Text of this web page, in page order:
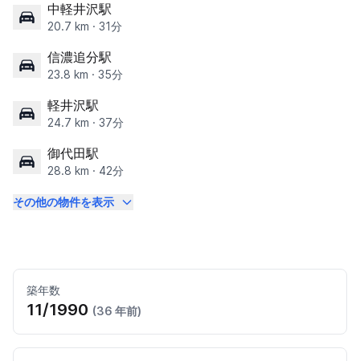
中軽井沢駅
20.7 km · 31分
信濃追分駅
23.8 km · 35分
軽井沢駅
24.7 km · 37分
御代田駅
28.8 km · 42分
その他の物件を表示
築年数
11/1990 (36 年前)